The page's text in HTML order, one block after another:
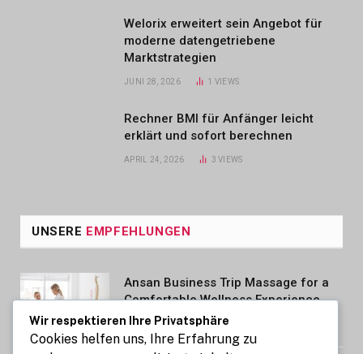
Welorix erweitert sein Angebot für
moderne datengetriebene
Marktstrategien
JUNI 28, 2026 1 VIEWS
Rechner BMI für Anfänger leicht
erklärt und sofort berechnen
APRIL 24, 2026 3VIEWS
UNSERE EMPFEHLUNGEN
Ansan Business Trip Massage for a
Comfortable Wellness Experience
AUGUST 7, 2026
Wir respektieren Ihre Privatsphäre
Cookies helfen uns, Ihre Erfahrung zu